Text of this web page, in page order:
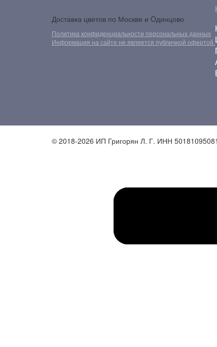
Доставка цветов по Москве и Oдинцово
Политика конфиденциальности персональных данных
Информация на сайте не является публичной офертой.
© 2018-2026 ИП Григорян Л. Г. ИНН